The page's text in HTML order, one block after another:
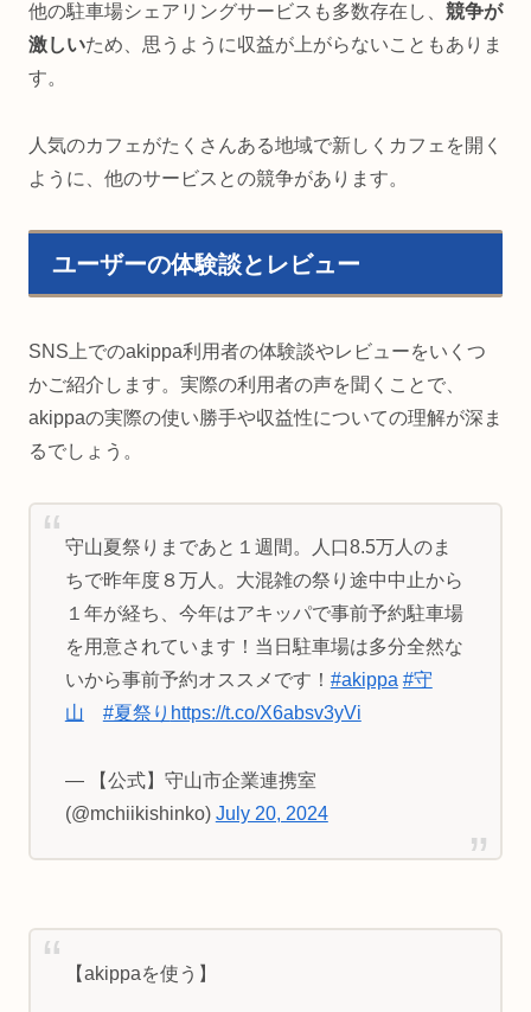
他の駐車場シェアリングサービスも多数存在し、 競争が
激しいため、思うように収益が上がらないこともありま
す。
人気のカフェがたくさんある地域で新しくカフェを開く
ように、他のサービスとの競争があります。
ユーザーの体験談とレビュー
SNS上でのakippa利用者の体験談やレビューをいくつ
かご紹介します。実際の利用者の声を聞くことで、
akippaの実際の使い勝手や収益性についての理解が深ま
るでしょう。
守山夏祭りまであと１週間。人口8.5万人のま
ちで昨年度８万人。大混雑の祭り途中中止から
１年が経ち、今年はアキッパで事前予約駐車場
を用意されています！当日駐車場は多分全然な
いから事前予約オススメです！ #akippa #守
山
#夏祭り https://t.co/X6absv3yVi
— 【公式】守山市企業連携室
(@mchiikishinko) July 20, 2024
【akippaを使う】